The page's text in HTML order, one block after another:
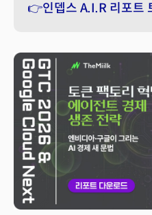
👉인뎁스 A.I.R 리포트